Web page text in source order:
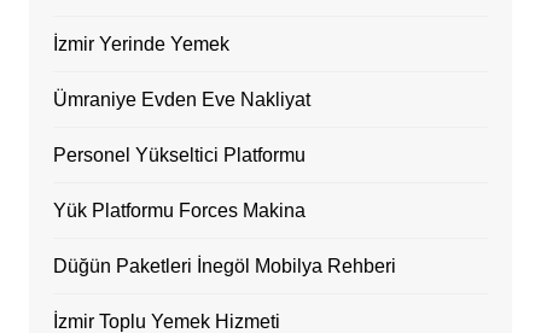
İzmir Yerinde Yemek
Ümraniye Evden Eve Nakliyat
Personel Yükseltici Platformu
Yük Platformu Forces Makina
Düğün Paketleri İnegöl Mobilya Rehberi
İzmir Toplu Yemek Hizmeti